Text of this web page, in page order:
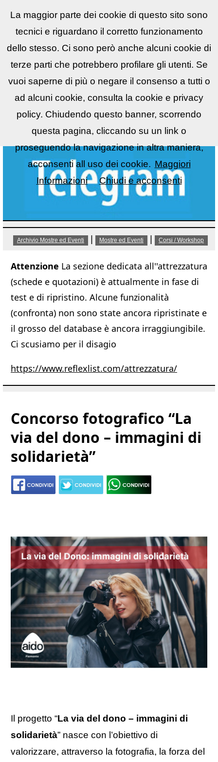
ReflexLIST▼
Archivio Mostre ed Eventi Mostre ed Eventi Corsi / Workshop
Attenzione La sezione dedicata all''attrezzatura
(schede e quotazioni) è attualmente in fase di
test e di ripristino. Alcune funzionalità
(confronta) non sono state ancora ripristinate e
il grosso del database è ancora irraggiungibile.
Ci scusiamo per il disagio
https://www.reflexlist.com/attrezzatura/
Concorso fotografico “La
via del dono – immagini di
solidarietà”
Il progetto “La via del dono – immagini di
solidarietà” nasce con l’obiettivo di
valorizzare, attraverso la fotografia, la forza del
La maggior parte dei cookie di questo sito sono
tecnici e riguardano il corretto funzionamento
dello stesso. Ci sono però anche alcuni cookie di
terze parti che potrebbero profilare gli utenti. Se
vuoi saperne di più o negare il consenso a tutti o
ad alcuni cookie, consulta la cookie e privacy
policy. Chiudendo questo banner, scorrendo
questa pagina, cliccando su un link o
proseguendo la navigazione in altra maniera,
acconsenti all uso dei cookie. Maggiori
Informazioni
Chiudi e acconsenti